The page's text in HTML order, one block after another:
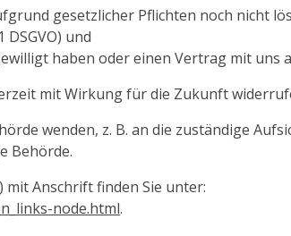
gesetzlicher Pflichten noch nicht
und
haben oder einen Vertrag mit uns
mit Wirkung für die Zukunft
wenden, z. B. an die zuständige
Behörde.
Anschrift finden Sie unter:
node.html.